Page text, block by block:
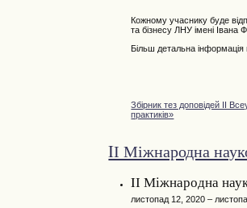
Кожному учаснику буде
та бізнесу ЛНУ імені Івана
Більш детальна
Збірник тез доповідей ІI
практиків»
IІ Міжнародна
IІ Міжнародна
листопад 12, 2020 –